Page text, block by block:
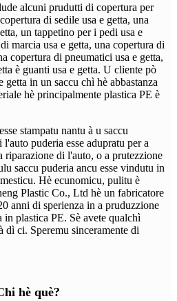
alcuni prudutti di copertura per
di sedile usa e getta, una
un tappetino per i pedi usa e
marcia usa e getta, una copertura di
copertura di pneumatici usa e getta,
è guanti usa e getta. U cliente pò
getta in un saccu chì hè abbastanza
hè principalmente plastica PE è
stampatu nantu à u saccu
puderia esse adupratu per a
riparazione di l'auto, o a prutezzione
saccu puderia ancu esse vindutu in
Hè ecunomicu, pulitu è
Plastic Co., Ltd hè un fabricatore
anni di sperienza in a pruduzzione
plastica PE. Sè avete qualchì
dì ci. Speremu sinceramente di
hè què?